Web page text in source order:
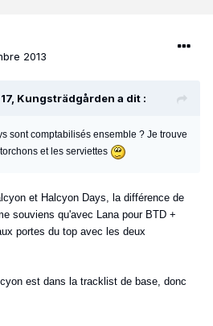
2013
Kungsträdgården a dit :
sont comptabilisés ensemble ? Je trouve
et les serviettes
et Halcyon Days, la différence de
souviens qu'avec Lana pour BTD +
portes du top avec les deux
est dans la tracklist de base, donc